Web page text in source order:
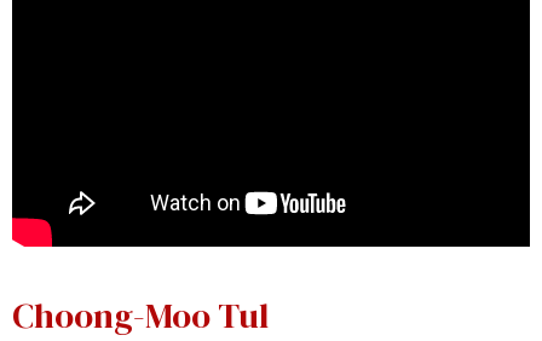
Choong-Moo Tul